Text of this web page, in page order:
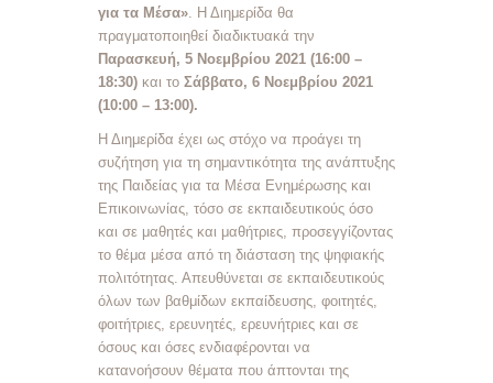
για τα Μέσα». Η Διημερίδα θα
πραγματοποιηθεί διαδικτυακά την
Παρασκευή, 5 Νοεμβρίου 2021 (16:00 –
18:30) και το Σάββατο, 6 Νοεμβρίου 2021
(10:00 – 13:00).
Η Διημερίδα έχει ως στόχο να προάγει τη
συζήτηση για τη σημαντικότητα της ανάπτυξης
της Παιδείας για τα Μέσα Ενημέρωσης και
Επικοινωνίας, τόσο σε εκπαιδευτικούς όσο
και σε μαθητές και μαθήτριες, προσεγγίζοντας
το θέμα μέσα από τη διάσταση της ψηφιακής
πολιτότητας. Απευθύνεται σε εκπαιδευτικούς
όλων των βαθμίδων εκπαίδευσης, φοιτητές,
φοιτήτριες, ερευνητές, ερευνήτριες και σε
όσους και όσες ενδιαφέρονται να
κατανοήσουν θέματα που άπτονται της